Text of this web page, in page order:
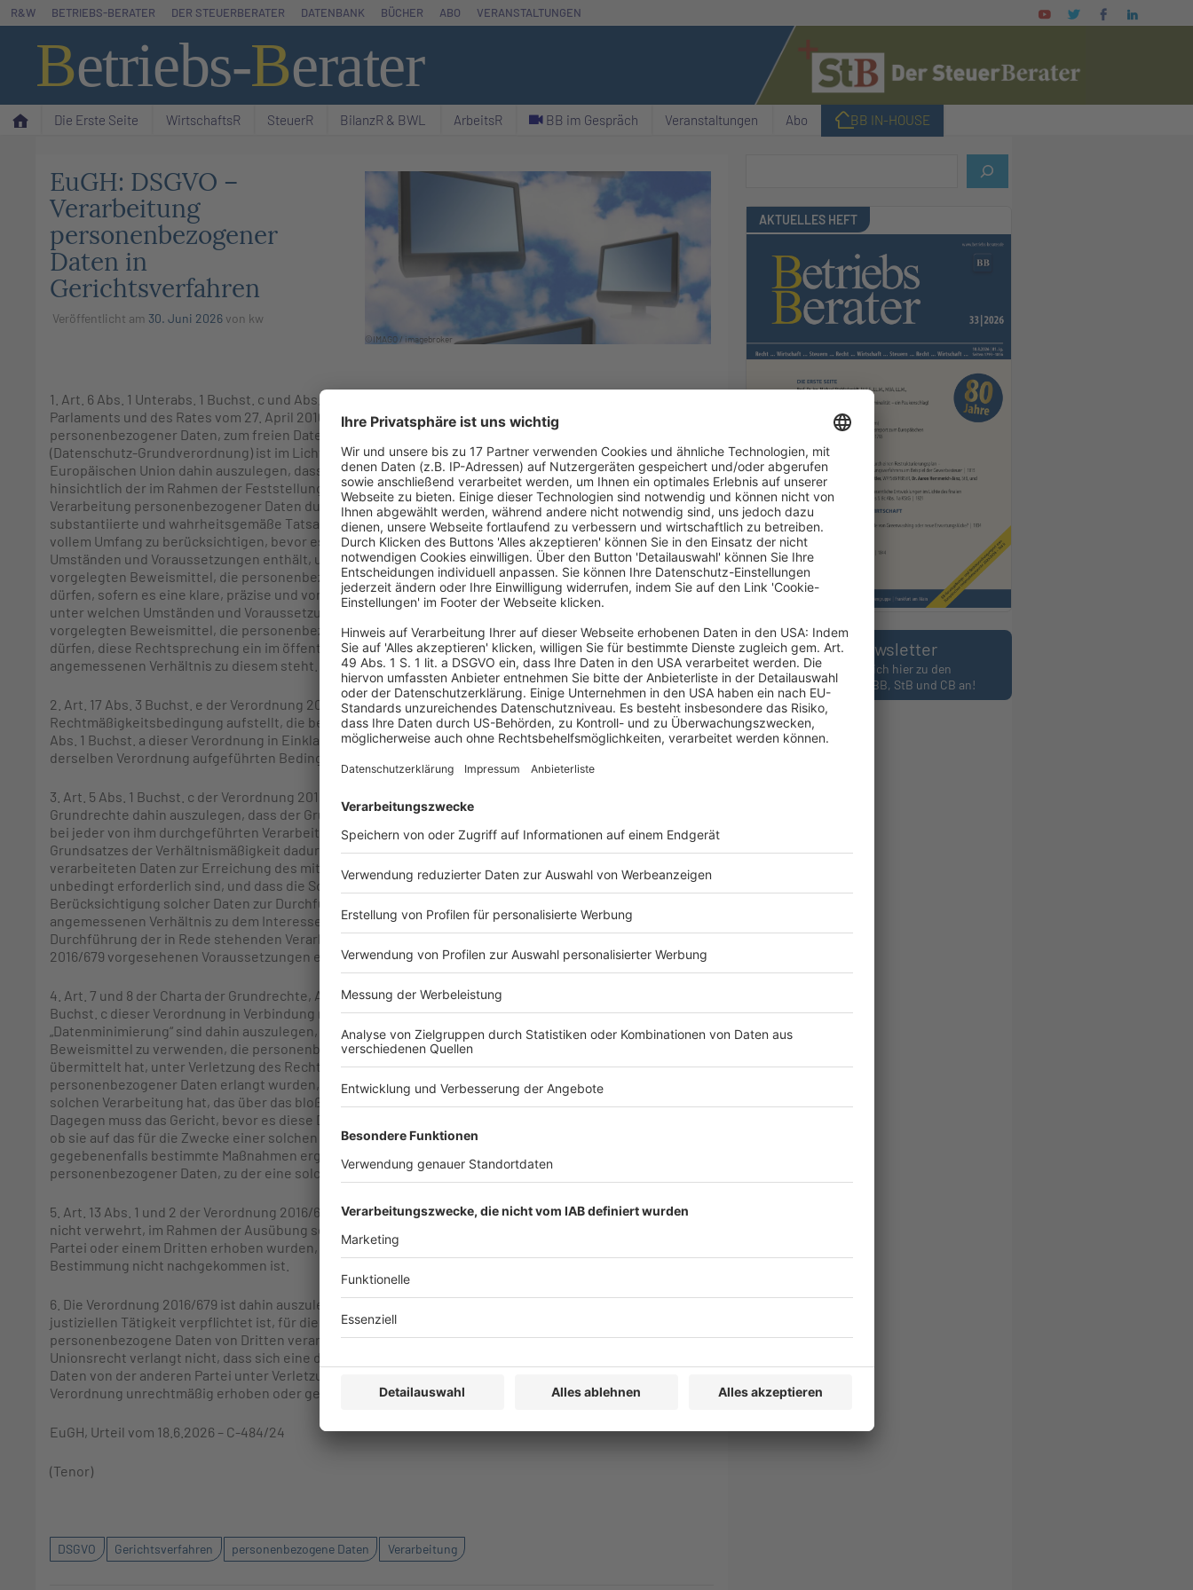
Zum
Inhalt
springen
R&W BETRIEBS-BERATER DER STEUERBERATER DATENBANK BÜCHER ABO VERANSTALTUNGEN
Betriebs-Berater
Die Erste Seite WirtschaftsR SteuerR BilanzR & BWL ArbeitsR C BB im Gespräch Veranstaltungen Abo I BB IN-HOUSE
©IMAGO / imagebroker
EuGH: DSGVO –
Verarbeitung
personenbezogener
Daten in
Gerichtsverfahren
Veröffentlicht am 30. Juni 2026von kw
1. Art. 6 Abs. 1 Unterabs. 1 Buchst. c und Abs. 3 der
Parlaments und des Rates vom 27. April 2016 über den Schutz natürlicher Personen bei der Verarbeitung
personenbezogener Daten, zum freien Datenverkehr und zur Aufhebung der
Richtlinie 95/46/EG
(Datenschutz-Grundverordnung) ist im Licht von Art. 8 Abs. 2 und Art. 52 der Charta der Grundrechte der
Europäischen Union dahin auszulegen, dass er einer nationalen Regelung nicht entgegensteht, die
hinsichtlich der im Rahmen der Feststellung des Sachverhalts und der Beweiswürdigung vorgenommenen
Verarbeitung personenbezogener Daten durch ein Gericht lediglich vorsieht, dass es den Parteien obliegt,
substantiierte und wahrheitsgemäße Tatsachen vorzutragen, und diesem Gericht auferlegt, diese in
vollem Umfang zu berücksichtigen, bevor es sie gegebenenfalls würdigt, jedoch keine Angaben zu den
Umständen und Voraussetzungen enthält, unter denen die von den Parteien vorgebrachten Tatsachen und
vorgelegten Beweismittel, die personenbezogene Daten enthalten, von dem Gericht verwendet werden
dürfen, sofern es eine klare, präzise und vorhersehbare nationale Rechtsprechung gibt, die selbst festlegt,
unter welchen Umständen und Voraussetzungen die von den Parteien vorgebrachten Tatsachen und
vorgelegten Beweismittel, die personenbezogene Daten enthalten, von einem Gericht verwendet werden
dürfen, diese Rechtsprechung ein im öffentlichen Interesse liegendes Ziel verfolgt und in einem
angemessenen Verhältnis zu diesem steht.
2. Art. 17 Abs. 3 Buchst. e der Verordnung 2016/679 ist dahin auszulegen, dass er keine alternative
Rechtmäßigkeitsbedingung aufstellt, die bei einer Verarbeitung erfüllt werden kann, damit diese mit Art. 5
Abs. 1 Buchst. a dieser Verordnung in Einklang steht, und sich von einer der in Art. 6 Abs. 1 Unterabs. 1
derselben Verordnung aufgeführten Bedingungen unterscheidet.
3. Art. 5 Abs. 1 Buchst. c der Verordnung 2016/679 ist in Verbindung mit Art. 52 Abs. 1 Satz 2 der Charta der
Grundrechte dahin auszulegen, dass der Grundsatz der „Datenminimierung“ nicht verlangt, dass ein Gericht
bei jeder von ihm durchgeführten Verarbeitung personenbezogener Daten die Einhaltung des
Grundsatzes der Verhältnismäßigkeit dadurch gewährleistet, dass es sich vergewissert, dass die dabei
verarbeiteten Daten zur Erreichung des mit dieser Verarbeitung verfolgten Ziels geeignet sowie dafür
unbedingt erforderlich sind, und dass die Schwere des Eingriffs in die Grundrechte, den die
Berücksichtigung solcher Daten zur Durchführung dieser Verarbeitung mit sich bringt, in einem
angemessenen Verhältnis zu dem Interesse steht, das das Gericht an der Verwendung der Daten zur
Durchführung der in Rede stehenden Verarbeitung hat, sofern die in Art. 5 Abs. 1 Buchst. c der Verordnung
2016/679 vorgesehenen Voraussetzungen erfüllt sind.
4. Art. 7 und 8 der Charta der Grundrechte, Art. 5 Abs. 1 der Verordnung 2016/679, Art. 6 Abs. 1 Unterabs. 1
Buchst. c dieser Verordnung in Verbindung mit Art. 6 Abs. 3 derselben Verordnung sowie der Grundsatz der
„Datenminimierung“ sind dahin auszulegen, dass sie es einem nationalen Gericht nicht verwehren,
Beweismittel zu verwenden, die personenbezogene Daten enthalten, die von der Partei, die sie ihm
übermittelt hat, unter Verletzung des Rechts auf Schutz des Privatlebens und des Rechts auf Schutz
personenbezogener Daten erlangt wurden, wenn diese Partei kein berechtigtes Interesse an einer
solchen Verarbeitung hat, das über das bloße Nachweisen der vorgebrachten Tatsachen hinausgeht.
Dagegen muss das Gericht, bevor es diese Daten gegenüber den Parteien oder Dritten offenlegt, prüfen,
ob sie auf das für die Zwecke einer solchen Offenlegung notwendige Maß beschränkt sind, und
gegebenenfalls bestimmte Maßnahmen ergreifen, um die Beeinträchtigung des Rechts auf Schutz
personenbezogener Daten, zu der eine solche Offenlegung führen kann, so gering wie möglich zu halten.
5. Art. 13 Abs. 1 und 2 der Verordnung 2016/679 ist dahin auszulegen, dass er es einem nationalen Gericht
nicht verwehrt, im Rahmen der Ausübung seiner justiziellen Tätigkeit Daten zu verwenden, die von einer
Partei oder einem Dritten erhoben wurden, die ihren bzw. der seinen Informationspflichten nach dieser
Bestimmung nicht nachgekommen ist.
6. Die Verordnung 2016/679 ist dahin auszulegen, dass ein Gericht im Rahmen der Ausübung seiner
justiziellen Tätigkeit verpflichtet ist, für die Einhaltung dieser Verordnung Sorge zu tragen, wenn es
personenbezogene Daten von Dritten verarbeitet, die an einem Verfahren nicht beteiligt sind. Das
Unionsrecht verlangt nicht, dass sich eine der Parteien dieses Verfahrens darauf berufen kann, dass diese
Daten von der anderen Partei unter Verletzung von Rechten Dritter aus dieser Verordnung im Sinne der
Verordnung unrechtmäßig erhoben oder gespeichert wurden.
EuGH, Urteil vom 18.6.2026 – C-484/24
(Tenor)
DSGVO Gerichtsverfahren personenbezogene Daten Verarbeitung
AKTUELLES HEFT
Newsletter
Melden Sie sich hier zu den
Newslettern des BB, StB und CB an!